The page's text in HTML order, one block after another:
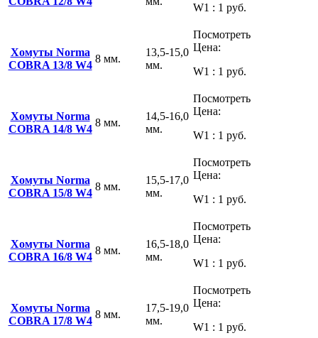
W1 : 1 руб.
Хомуты Norma
COBRA 13/8 W4
8 мм.
13,5-15,0
мм.
Посмотреть
Цена:
W1 : 1 руб.
Хомуты Norma
COBRA 14/8 W4
8 мм.
14,5-16,0
мм.
Посмотреть
Цена:
W1 : 1 руб.
Хомуты Norma
COBRA 15/8 W4
8 мм.
15,5-17,0
мм.
Посмотреть
Цена:
W1 : 1 руб.
Хомуты Norma
COBRA 16/8 W4
8 мм.
16,5-18,0
мм.
Посмотреть
Цена:
W1 : 1 руб.
Хомуты Norma
COBRA 17/8 W4
8 мм.
17,5-19,0
мм.
Посмотреть
Цена:
W1 : 1 руб.